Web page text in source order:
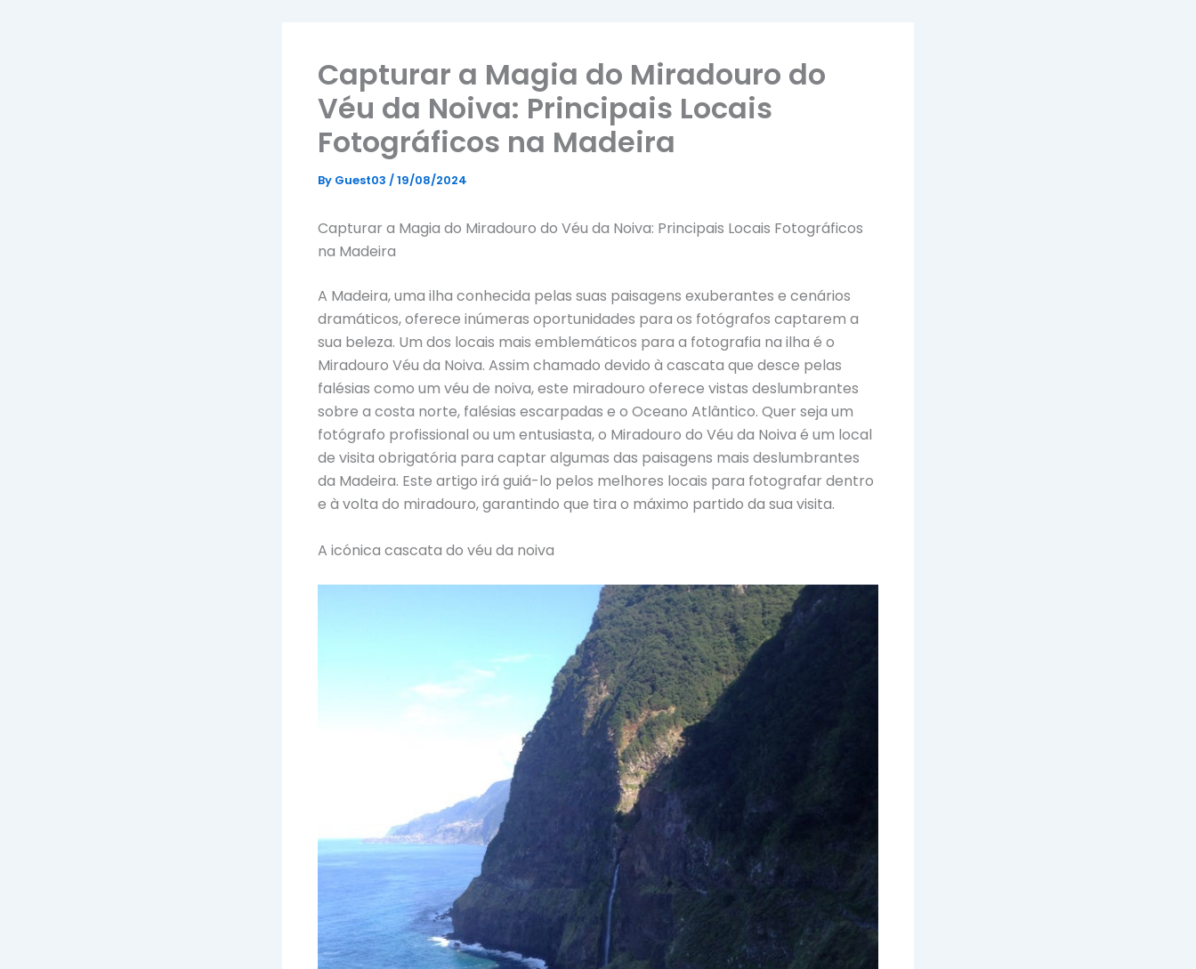
Capturar a Magia do Miradouro do
Véu da Noiva: Principais Locais
Fotográficos na Madeira
By Guest03 /19/08/2024
Capturar a Magia do Miradouro do Véu da Noiva: Principais Locais Fotográficos
na Madeira
A Madeira, uma ilha conhecida pelas suas paisagens exuberantes e cenários
dramáticos, oferece inúmeras oportunidades para os fotógrafos captarem a
sua beleza. Um dos locais mais emblemáticos para a fotografia na ilha é o
Miradouro Véu da Noiva. Assim chamado devido à cascata que desce pelas
falésias como um véu de noiva, este miradouro oferece vistas deslumbrantes
sobre a costa norte, falésias escarpadas e o Oceano Atlântico. Quer seja um
fotógrafo profissional ou um entusiasta, o Miradouro do Véu da Noiva é um local
de visita obrigatória para captar algumas das paisagens mais deslumbrantes
da Madeira. Este artigo irá guiá-lo pelos melhores locais para fotografar dentro
e à volta do miradouro, garantindo que tira o máximo partido da sua visita.
A icónica cascata do véu da noiva